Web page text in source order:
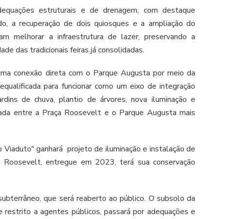
estruturais e de drenagem, com destaque
a recuperação de dois quiosques e a ampliação do
melhorar a infraestrutura de lazer, preservando a
das tradicionais feiras já consolidadas.
conexão direta com o Parque Augusta por meio da
para funcionar como um eixo de integração
de chuva, plantio de árvores, nova iluminação e
entre a Praça Roosevelt e o Parque Augusta mais
Viaduto" ganhará projeto de iluminação e instalação de
Roosevelt, entregue em 2023, terá sua conservação
que será reaberto ao público. O subsolo da
a agentes públicos, passará por adequações e